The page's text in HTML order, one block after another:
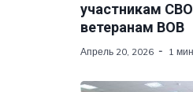
участникам
ветеранам ВОВ
Апрель 20, 2026 1